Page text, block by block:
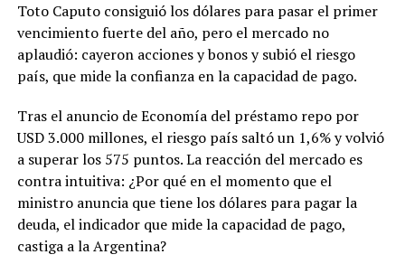
Toto Caputo consiguió los dólares para pasar el primer
vencimiento fuerte del año, pero el mercado no
aplaudió: cayeron acciones y bonos y subió el riesgo
país, que mide la confianza en la capacidad de pago.
Tras el anuncio de Economía del préstamo repo por
USD 3.000 millones, el riesgo país saltó un 1,6% y volvió
a superar los 575 puntos. La reacción del mercado es
contra intuitiva: ¿Por qué en el momento que el
ministro anuncia que tiene los dólares para pagar la
deuda, el indicador que mide la capacidad de pago,
castiga a la Argentina?